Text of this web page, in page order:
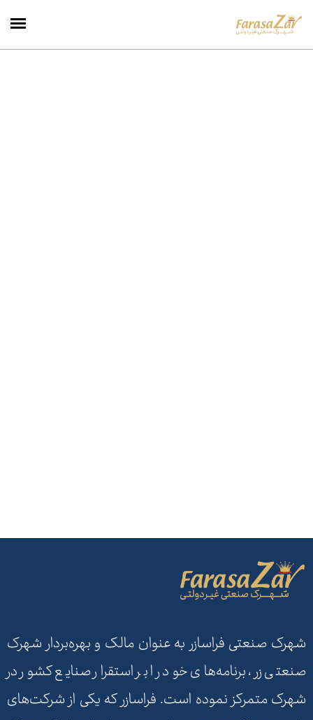
شهرک صنعتی فراسازر به عنوان مالک و بهره‌بردار شهرک
صنعتی زر، برنامه‌های خود را بر استقرار صنایع کشور در
شهرک متمرکز نموده است. فراسازر که یکی از شرکت‌های